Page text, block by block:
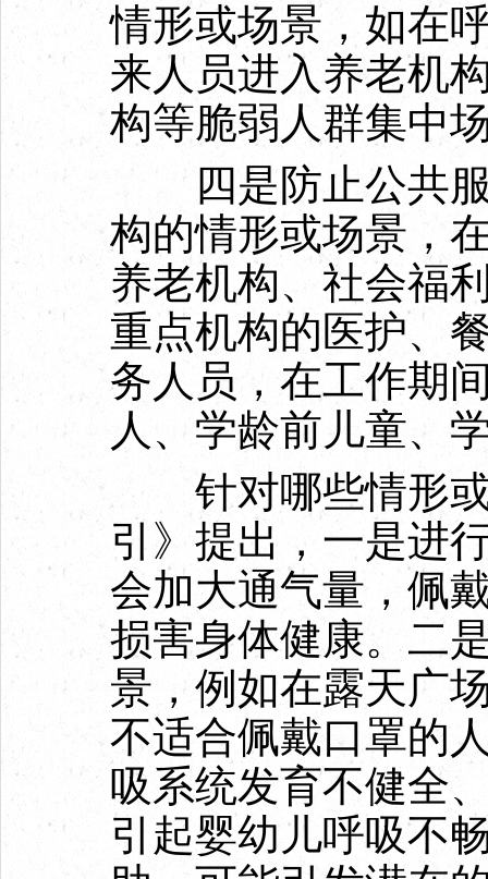
情形或场景，如在
来人员进入养老机
构等脆弱人群集中
四是防止公共服
构的情形或场景，
养老机构、社会福
重点机构的医护、
务人员，在工作期
人、学龄前儿童、
针对哪些情形或
引》提出，一是进
会加大通气量，佩
损害身体健康。二
景，例如在露天广
不适合佩戴口罩的
吸系统发育不健全
引起婴幼儿呼吸不